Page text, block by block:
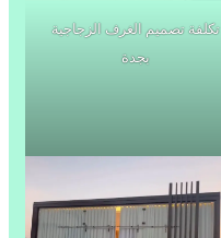
تكلفة تصميم الغرف الزجاجية
بجدة